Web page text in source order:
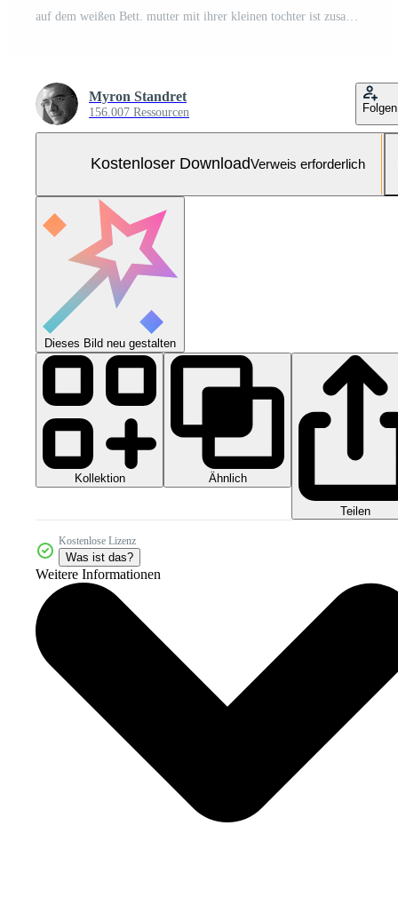
Myron Standret
156.007 Ressourcen Folgen
Kostenloser DownloadVerweis erforderlich
Dieses Bild neu gestalten
Kollektion Ähnlich
Teilen
Kostenlose Lizenz
Was ist das?
Weitere Informationen